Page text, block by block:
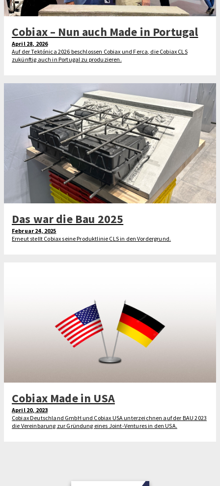
Cobiax – Nun auch Made in Portugal
April 28, 2026
Auf der Tektónica 2026 beschlossen Cobiax und Ferca, die Cobiax CLS
zukünftig auch in Portugal zu produzieren.
Das war die Bau 2025
Februar 24, 2025
Erneut stellt Cobiax seine Produktlinie CLS in den Vordergrund.
Cobiax Made in USA
April 20, 2023
Cobiax Deutschland GmbH und Cobiax USA unterzeichnen auf der BAU 2023
die Vereinbarung zur Gründung eines Joint-Ventures in den USA.